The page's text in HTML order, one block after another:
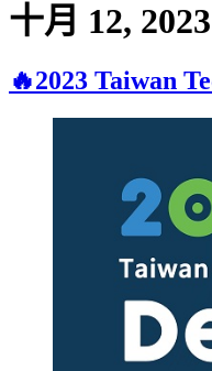
十月 12, 2023
🔥2023 Taiwan